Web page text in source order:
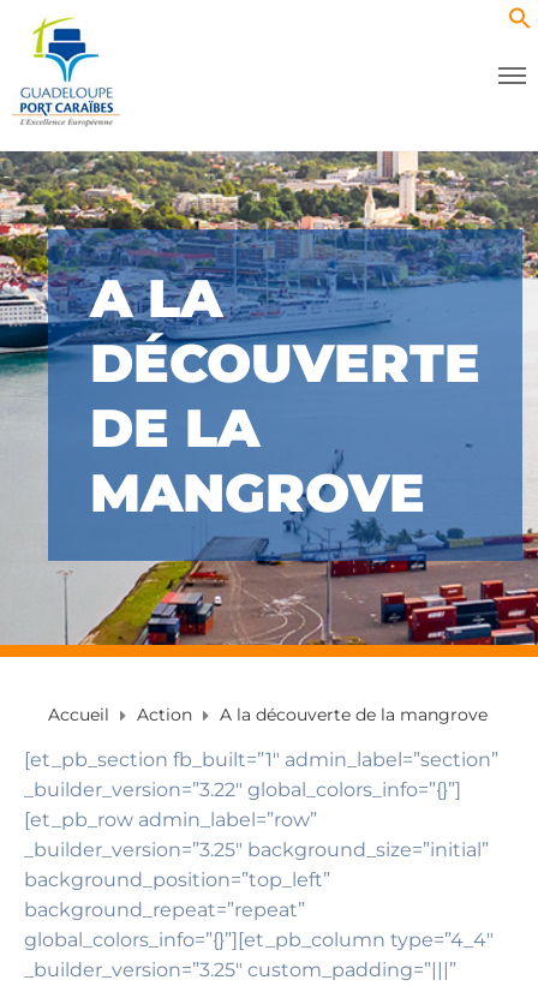
A LA
DÉCOUVERTE
DE LA
MANGROVE
Accueil Action A la découverte de la mangrove
[et_pb_section fb_built=”1″ admin_label=”section”
_builder_version=”3.22″ global_colors_info=”{}”]
[et_pb_row admin_label=”row”
_builder_version=”3.25″ background_size=”initial”
background_position=”top_left”
background_repeat=”repeat”
global_colors_info=”{}”][et_pb_column type=”4_4″
_builder_version=”3.25″ custom_padding=”|||”